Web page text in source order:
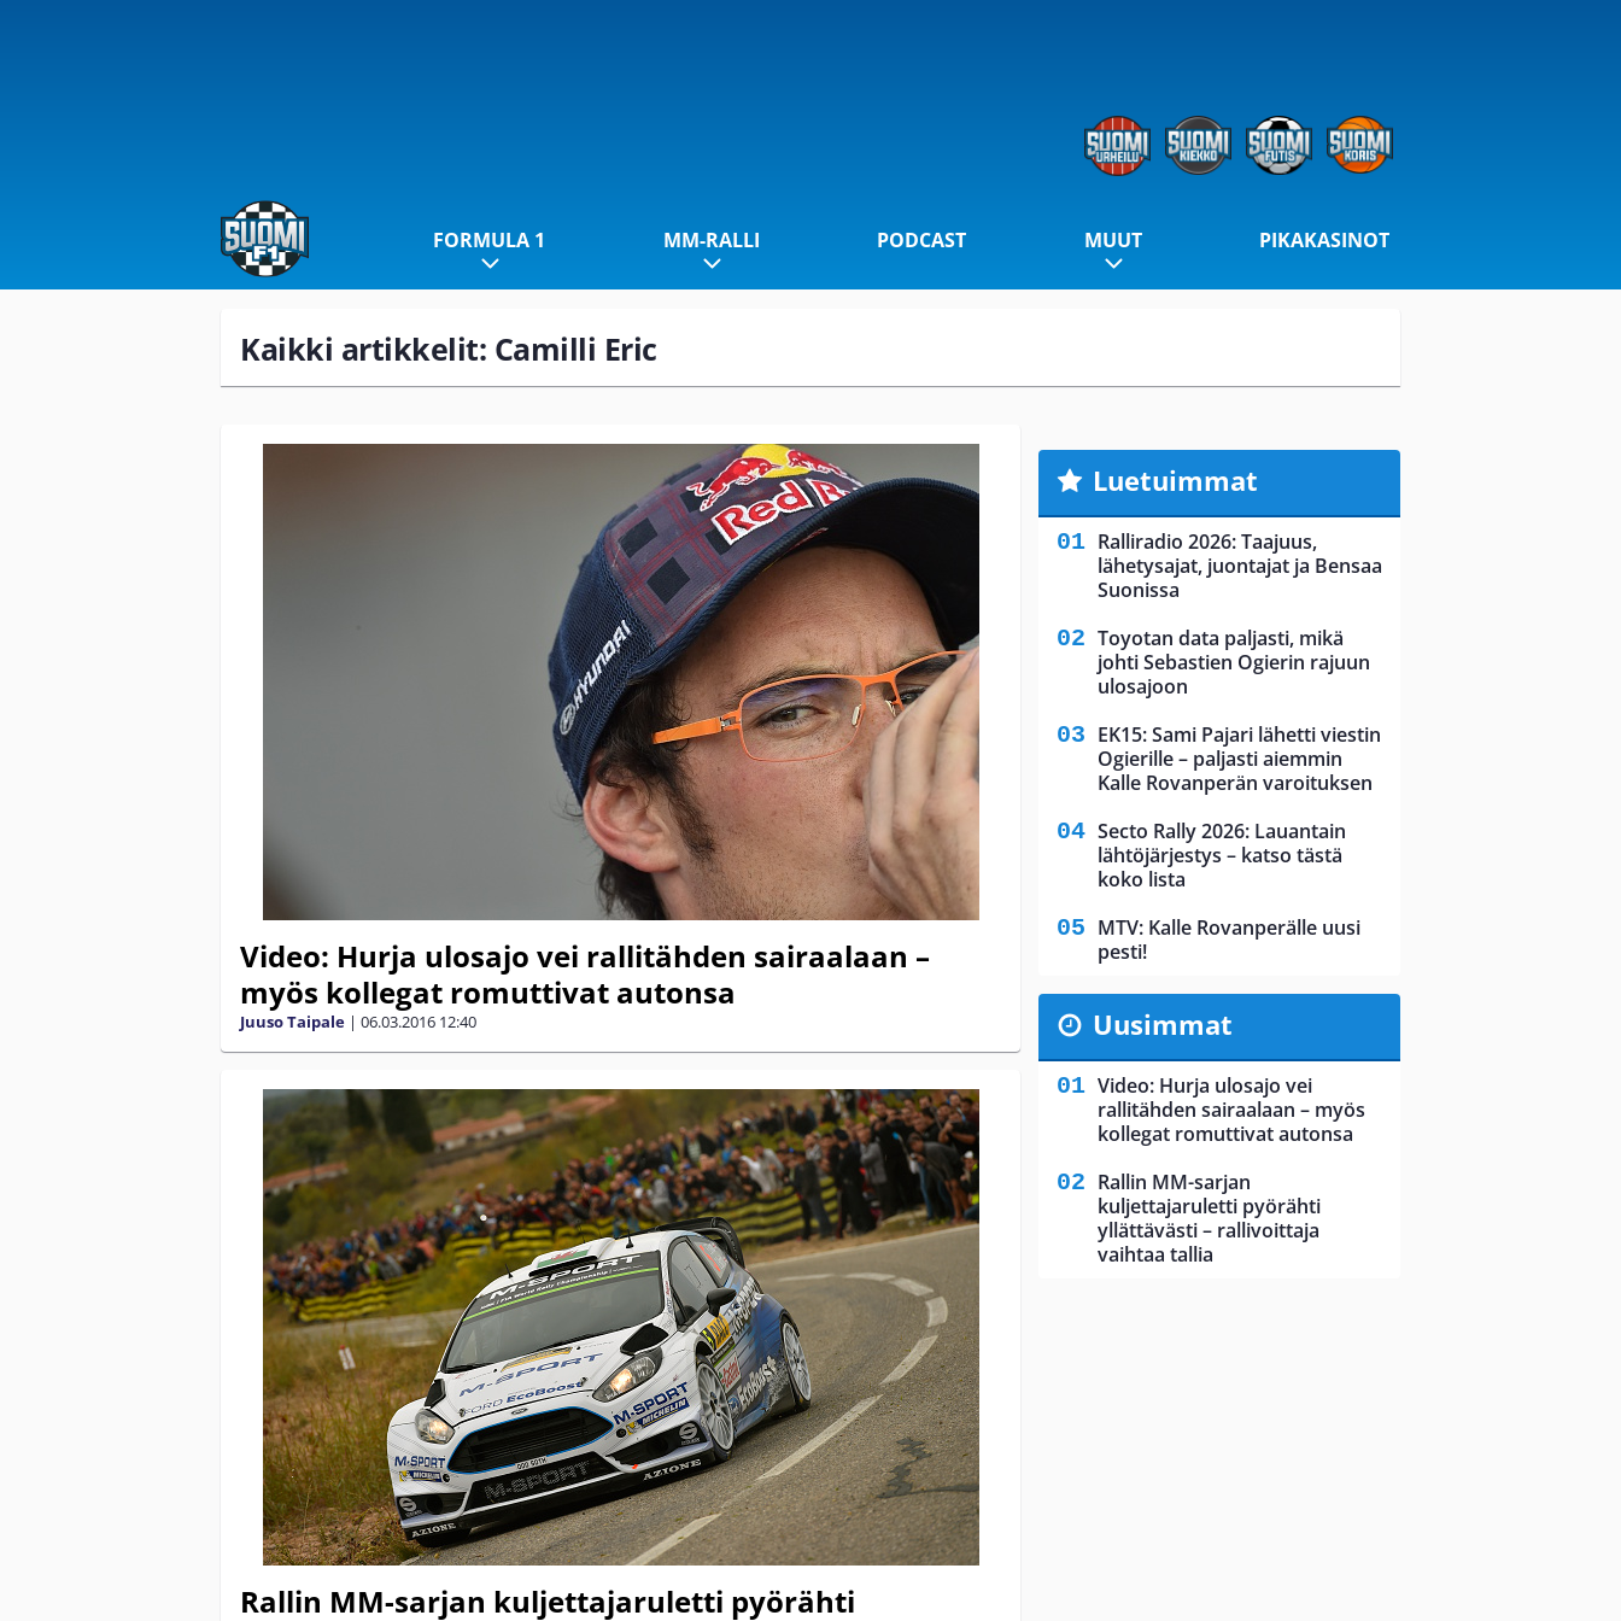
FORMULA 1 MM-RALLI PODCAST MUUT PIKAKASINOT
Kaikki artikkelit: Camilli Eric
Video: Hurja ulosajo vei rallitähden sairaalaan –
myös kollegat romuttivat autonsa
Juuso Taipale | 06.03.2016 12:40
Rallin MM-sarjan kuljettajaruletti pyörähti
Luetuimmat
Ralliradio 2026: Taajuus,
lähetysajat, juontajat ja Bensaa
Suonissa
Toyotan data paljasti, mikä
johti Sebastien Ogierin rajuun
ulosajoon
EK15: Sami Pajari lähetti viestin
Ogierille – paljasti aiemmin
Kalle Rovanperän varoituksen
Secto Rally 2026: Lauantain
lähtöjärjestys – katso tästä
koko lista
MTV: Kalle Rovanperälle uusi
pesti!
Uusimmat
Video: Hurja ulosajo vei
rallitähden sairaalaan – myös
kollegat romuttivat autonsa
Rallin MM-sarjan
kuljettajaruletti pyörähti
yllättävästi – rallivoittaja
vaihtaa tallia